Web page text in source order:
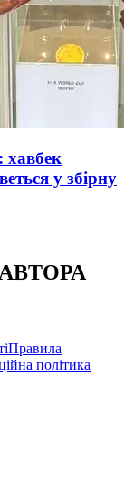
хавбек
у збірну
Правила
політика